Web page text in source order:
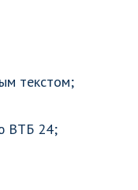
текстом;
ВТБ 24;